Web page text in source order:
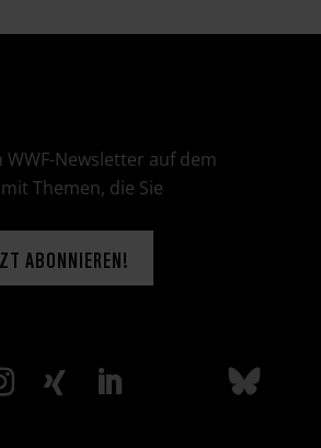
WWF-Newsletter auf dem
Themen, die Sie
ABONNIEREN!